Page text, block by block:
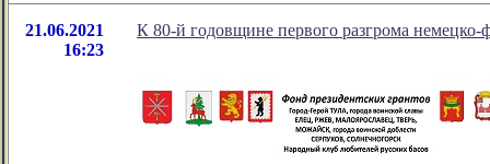
21.06.2021
16:23
К 80-й годовщине первого разгрома